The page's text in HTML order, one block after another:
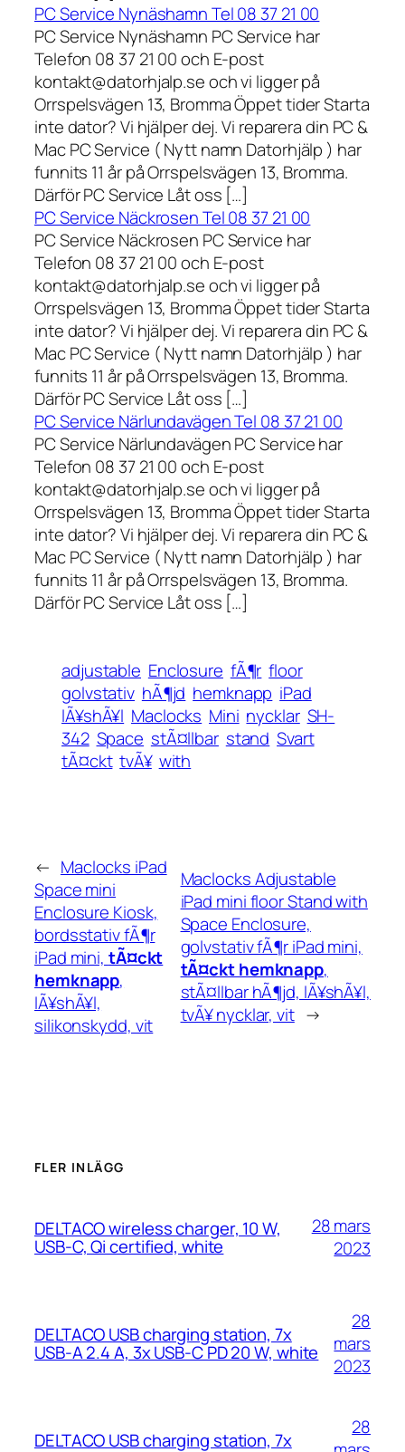
PC Service Nynäshamn Tel 08 37 21 00
PC Service Nynäshamn PC Service har
Telefon 08 37 21 00 och E-post
kontakt@datorhjalp.se och vi ligger på
Orrspelsvägen 13, Bromma Öppet tider Starta
inte dator? Vi hjälper dej. Vi reparera din PC &
Mac PC Service ( Nytt namn Datorhjälp ) har
funnits 11 år på Orrspelsvägen 13, Bromma.
Därför PC Service Låt oss […]
PC Service Näckrosen Tel 08 37 21 00
PC Service Näckrosen PC Service har
Telefon 08 37 21 00 och E-post
kontakt@datorhjalp.se och vi ligger på
Orrspelsvägen 13, Bromma Öppet tider Starta
inte dator? Vi hjälper dej. Vi reparera din PC &
Mac PC Service ( Nytt namn Datorhjälp ) har
funnits 11 år på Orrspelsvägen 13, Bromma.
Därför PC Service Låt oss […]
PC Service Närlundavägen Tel 08 37 21 00
PC Service Närlundavägen PC Service har
Telefon 08 37 21 00 och E-post
kontakt@datorhjalp.se och vi ligger på
Orrspelsvägen 13, Bromma Öppet tider Starta
inte dator? Vi hjälper dej. Vi reparera din PC &
Mac PC Service ( Nytt namn Datorhjälp ) har
funnits 11 år på Orrspelsvägen 13, Bromma.
Därför PC Service Låt oss […]
adjustable Enclosure fÃ¶r floor
golvstativ hÃ¶jd hemknapp iPad
lÃ¥shÃ¥l Maclocks Mini nycklar SH-
342 Space stÃ¤llbar stand Svart
tÃ¤ckt tvÃ¥ with
← Maclocks iPad
Space mini
Enclosure Kiosk,
bordsstativ fÃ¶r
iPad mini, tÃ¤ckt
hemknapp,
lÃ¥shÃ¥l,
silikonskydd, vit
Maclocks Adjustable
iPad mini floor Stand with
Space Enclosure,
golvstativ fÃ¶r iPad mini,
tÃ¤ckt hemknapp,
stÃ¤llbar hÃ¶jd, lÃ¥shÃ¥l,
tvÃ¥ nycklar, vit →
FLER INLÄGG
DELTACO wireless charger, 10 W,
USB-C, Qi certified, white
28 mars
2023
DELTACO USB charging station, 7x
USB-A 2.4 A, 3x USB-C PD 20 W, white
28
mars
2023
DELTACO USB charging station, 7x
28